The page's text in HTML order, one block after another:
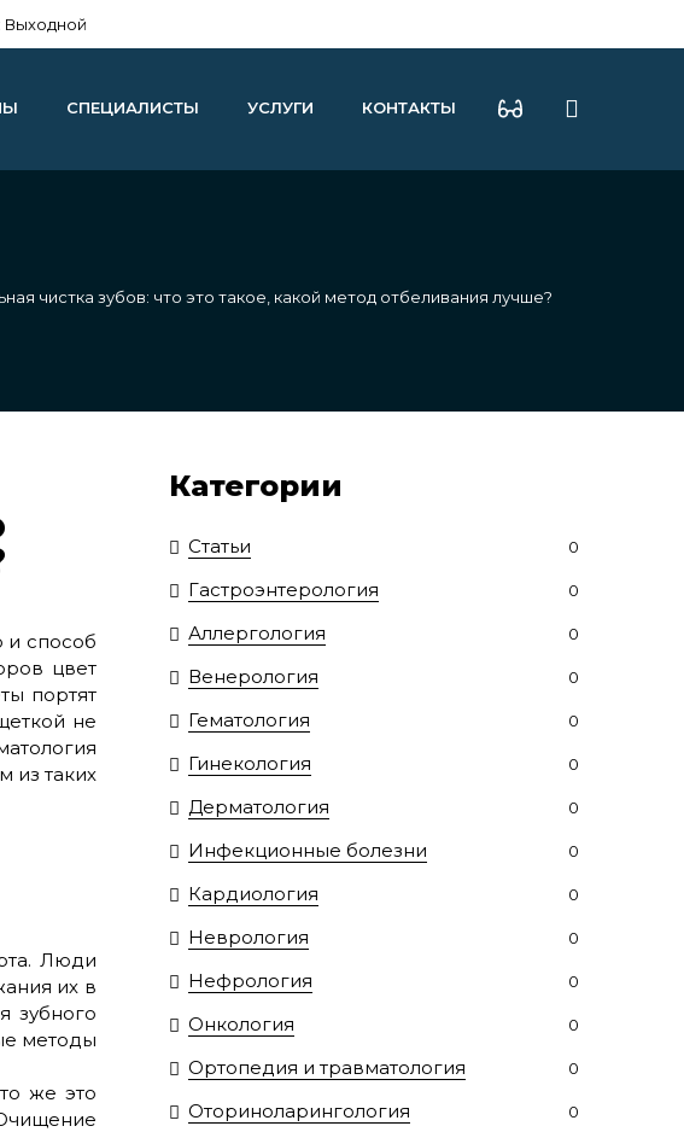
Выходной
СПЕЦИАЛИСТЫ УСЛУГИ КОНТАКТЫ
чистка зубов: что это такое, какой метод отбеливания лучше?
и способ
цвет
портят
не
из таких
Люди
их в
зубного
методы
же это
Категории
Статьи 0
Гастроэнтерология 0
Аллергология 0
Венерология 0
Гематология 0
Гинекология 0
Дерматология 0
Инфекционные болезни 0
Кардиология 0
Неврология 0
Нефрология 0
Онкология 0
Ортопедия и травматология 0
Оториноларингология 0